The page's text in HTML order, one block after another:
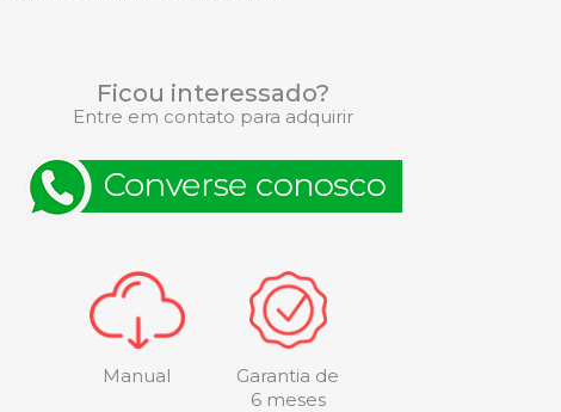
Ficou interessado?
Entre em contato para adquirir
Manual
Garantia de
6 meses